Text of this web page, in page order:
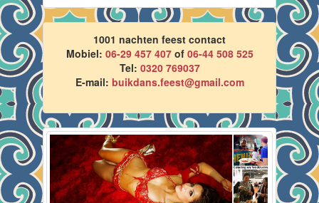
1001 nachten feest contact
Mobiel: 06-29 457 407of 06-44 508 525
Tel: 0320 769037
E-mail: buikdans.feest@gmail.com